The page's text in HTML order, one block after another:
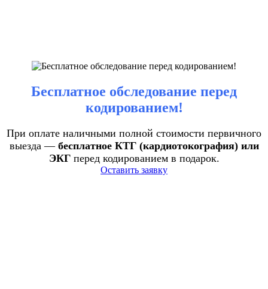
Бесплатное обследование перед
кодированием!
При оплате наличными полной стоимости первичного
выезда — бесплатное КТГ (кардиотокография) или
ЭКГперед кодированием в подарок.
Оставить заявку